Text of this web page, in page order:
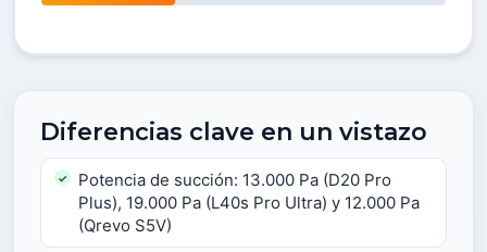
Diferencias clave en un vistazo
Potencia de succión: 13.000 Pa (D20 Pro
Plus), 19.000 Pa (L40s Pro Ultra) y 12.000 Pa
(Qrevo S5V)